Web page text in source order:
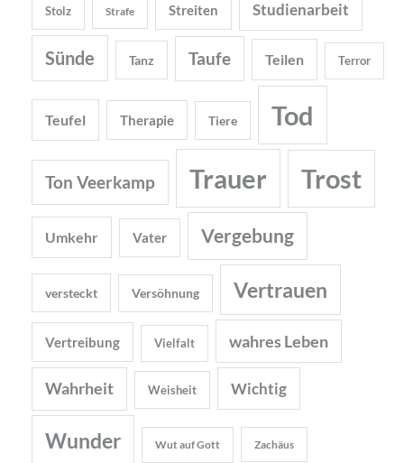
Stolz Strafe Streiten Studienarbeit
Sünde Tanz Taufe Teilen Terror
Teufel Therapie Tiere Tod
Ton Veerkamp Trauer Trost
Umkehr Vater Vergebung
versteckt Versöhnung Vertrauen
Vertreibung Vielfalt wahres Leben
Wahrheit Weisheit Wichtig
Wunder Wut auf Gott Zachäus